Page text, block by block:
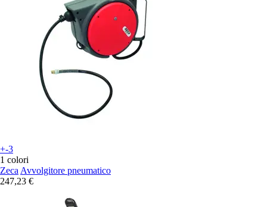
+-3
1 colori
Zeca Avvolgitore pneumatico
247,23 €